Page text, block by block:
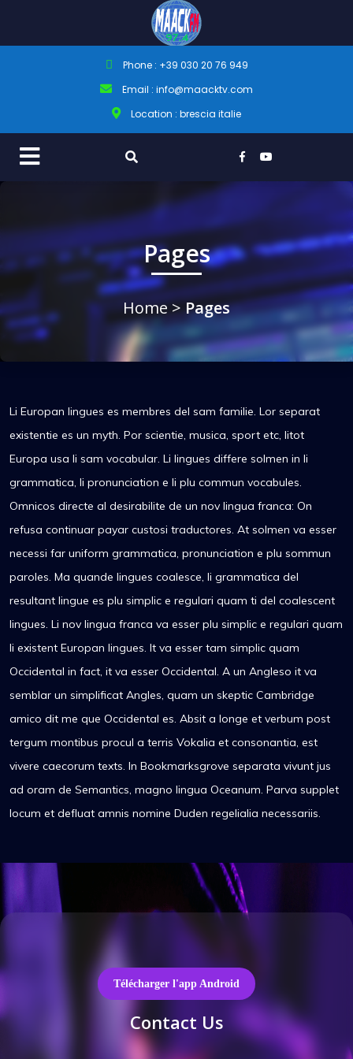
Phone : +39 030 20 76 949
Email : info@maacktv.com
Location : brescia italie
Pages
Home>Pages
Li Europan lingues es membres del sam familie. Lor separat
existentie es un myth. Por scientie, musica, sport etc, litot
Europa usa li sam vocabular. Li lingues differe solmen in li
grammatica, li pronunciation e li plu commun vocabules.
Omnicos directe al desirabilite de un nov lingua franca: On
refusa continuar payar custosi traductores. At solmen va esser
necessi far uniform grammatica, pronunciation e plu sommun
paroles. Ma quande lingues coalesce, li grammatica del
resultant lingue es plu simplic e regulari quam ti del coalescent
lingues. Li nov lingua franca va esser plu simplic e regulari quam
li existent Europan lingues. It va esser tam simplic quam
Occidental in fact, it va esser Occidental. A un Angleso it va
semblar un simplificat Angles, quam un skeptic Cambridge
amico dit me que Occidental es. Absit a longe et verbum post
tergum montibus procul a terris Vokalia et consonantia, est
vivere caecorum texts. In Bookmarksgrove separata vivunt jus
ad oram de Semantics, magno lingua Oceanum. Parva supplet
locum et defluat amnis nomine Duden regelialia necessariis.
Télécharger l'app Android
Contact Us